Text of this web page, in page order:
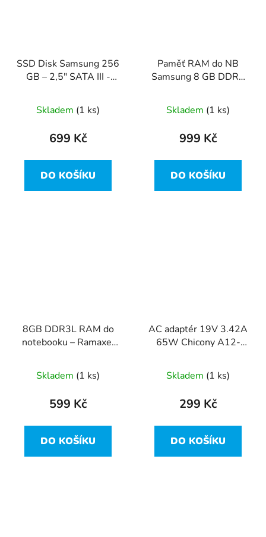
SSD Disk Samsung 256
GB – 2,5" SATA III -
Skladem (1 ks)
699 Kč
DO KOŠÍKU
Paměť RAM do NB
Samsung 8 GB DDR4
(PC4‑2400T)
Skladem (1 ks)
999 Kč
DO KOŠÍKU
8GB DDR3L RAM do
notebooku – Ramaxel
MHz)
Skladem (1 ks)
599 Kč
DO KOŠÍKU
AC adaptér 19V 3.42A
65W Chicony A12-
Skladem (1 ks)
299 Kč
DO KOŠÍKU